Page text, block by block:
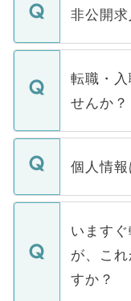
登録内容
ます。通
いただき
非公開
マイナビ
うち約3
けない「
下記の理
ません。
■応募殺
関を公に
に、医療
みを人材
ています。
転職・
せんか？
転職・入
ん。また
定を承諾
の辞退の
個人情
個人情報
で、ご安
などで収
ご本人の
支援を目
います
が、こ
すか？